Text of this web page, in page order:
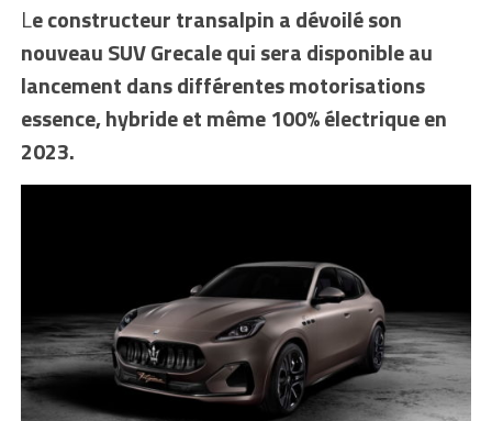
Le constructeur transalpin a dévoilé son
nouveau SUV Grecale qui sera disponible au
lancement dans différentes motorisations
essence, hybride et même 100% électrique en
2023.